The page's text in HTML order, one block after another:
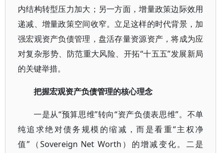
内结构转型压力加大；另一方面，增量政策边际效用
递减、增量政策空间收窄。立足这样的时代背景，加
强宏观资产负债管理，盘活存量资源资产，将成为应
对复杂形势、防范重大风险、开拓“十五五”发展新局
的关键举措。
把握宏观资产负债管理的核心理念
一是从“预算思维”转向“资产负债表思维”。不单
纯追求绝对债务规模的缩减，而是看重“主权净
值”（Sovereign Net Worth）的增减变化。二是